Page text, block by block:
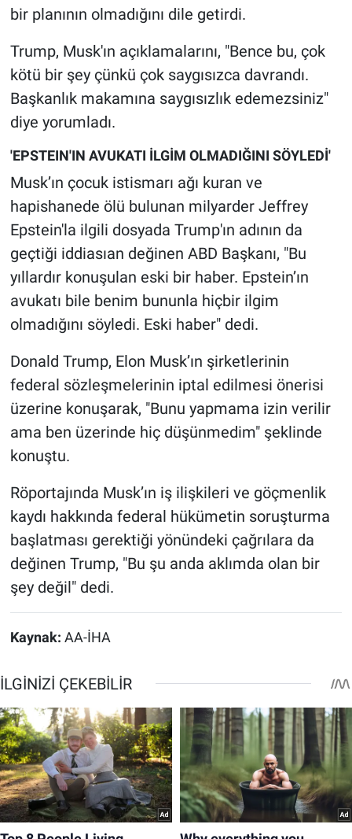
bir planının olmadığını dile getirdi.
Trump, Musk'ın açıklamalarını, "Bence bu, çok
kötü bir şey çünkü çok saygısızca davrandı.
Başkanlık makamına saygısızlık edemezsiniz"
diye yorumladı.
'EPSTEIN'IN AVUKATI İLGİM OLMADIĞINI SÖYLEDİ'
Musk’ın çocuk istismarı ağı kuran ve
hapishanede ölü bulunan milyarder Jeffrey
Epstein'la ilgili dosyada Trump'ın adının da
geçtiği iddiasıan değinen ABD Başkanı, "Bu
yıllardır konuşulan eski bir haber. Epstein’ın
avukatı bile benim bununla hiçbir ilgim
olmadığını söyledi. Eski haber" dedi.
Donald Trump, Elon Musk’ın şirketlerinin
federal sözleşmelerinin iptal edilmesi önerisi
üzerine konuşarak, "Bunu yapmama izin verilir
ama ben üzerinde hiç düşünmedim" şeklinde
konuştu.
Röportajında Musk’ın iş ilişkileri ve göçmenlik
kaydı hakkında federal hükümetin soruşturma
başlatması gerektiği yönündeki çağrılara da
değinen Trump, "Bu şu anda aklımda olan bir
şey değil" dedi.
Kaynak: AA-İHA